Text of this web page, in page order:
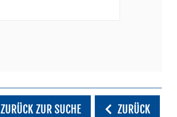
ZURÜCK ZUR SUCHE ZURÜCK